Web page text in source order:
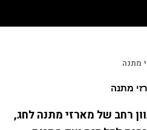
מתנה
רחב של מארזי מתנה לחג,